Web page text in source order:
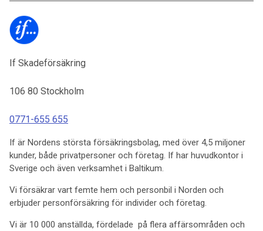
If Skadeförsäkring
106 80 Stockholm
0771-655 655
If är Nordens största försäkringsbolag, med över 4,5 miljoner
kunder, både privatpersoner och företag. If har huvudkontor i
Sverige och även verksamhet i Baltikum.
Vi försäkrar vart femte hem och personbil i Norden och
erbjuder personförsäkring för individer och företag.
Vi är 10 000 anställda, fördelade på flera affärsområden och